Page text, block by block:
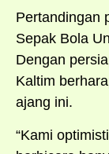
Pertandingan
Sepak Bola
Dengan
Kaltim
ajang ini.
“Kami